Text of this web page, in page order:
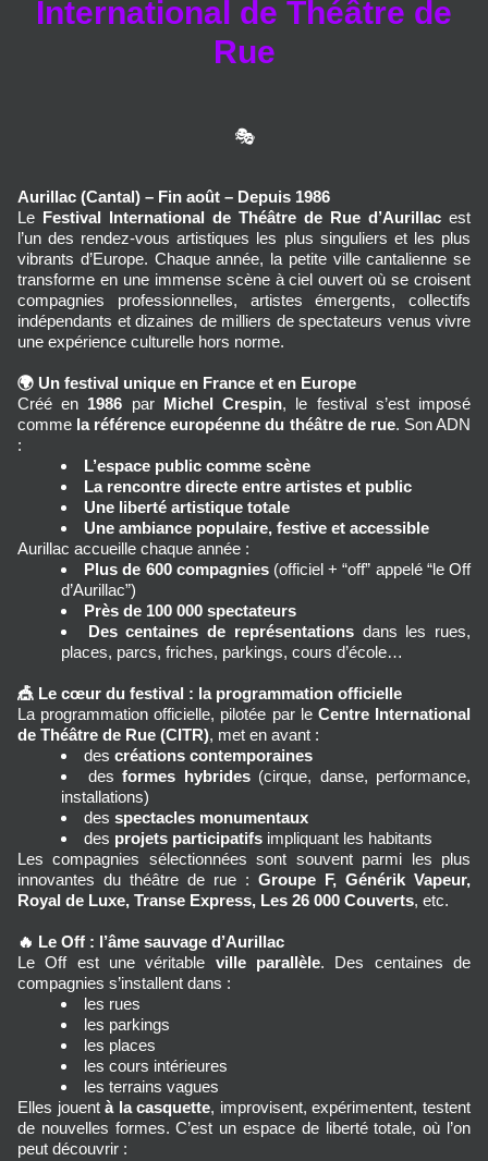
International de Théâtre de
Rue
🎭
Aurillac (Cantal) – Fin août – Depuis 1986
Le Festival International de Théâtre de Rue d’Aurillac est
l’un des rendez‑vous artistiques les plus singuliers et les plus
vibrants d’Europe. Chaque année, la petite ville cantalienne se
transforme en une immense scène à ciel ouvert où se croisent
compagnies professionnelles, artistes émergents, collectifs
indépendants et dizaines de milliers de spectateurs venus vivre
une expérience culturelle hors norme.
🌍 Un festival unique en France et en Europe
Créé en 1986 par Michel Crespin, le festival s’est imposé
comme la référence européenne du théâtre de rue. Son ADN
:
L’espace public comme scène
La rencontre directe entre artistes et public
Une liberté artistique totale
Une ambiance populaire, festive et accessible
Aurillac accueille chaque année :
Plus de 600 compagnies (officiel + “off” appelé “le Off
d’Aurillac”)
Près de 100 000 spectateurs
Des centaines de représentations dans les rues,
places, parcs, friches, parkings, cours d’école…
🎪 Le cœur du festival : la programmation officielle
La programmation officielle, pilotée par le Centre International
de Théâtre de Rue (CITR), met en avant :
des créations contemporaines
des formes hybrides (cirque, danse, performance,
installations)
des spectacles monumentaux
des projets participatifs impliquant les habitants
Les compagnies sélectionnées sont souvent parmi les plus
innovantes du théâtre de rue : Groupe F, Générik Vapeur,
Royal de Luxe, Transe Express, Les 26 000 Couverts, etc.
🔥 Le Off : l’âme sauvage d’Aurillac
Le Off est une véritable ville parallèle. Des centaines de
compagnies s’installent dans :
les rues
les parkings
les places
les cours intérieures
les terrains vagues
Elles jouent à la casquette, improvisent, expérimentent, testent
de nouvelles formes. C’est un espace de liberté totale, où l’on
peut découvrir :